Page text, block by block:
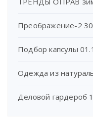
Преображение-2
Подбор капсулы
Одежда из
Деловой гардероб